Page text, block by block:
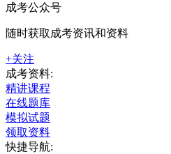
成考公众号
随时获取成考资讯和资料
+关注
成考资料:
精讲课程
在线题库
模拟试题
领取资料
快捷导航: